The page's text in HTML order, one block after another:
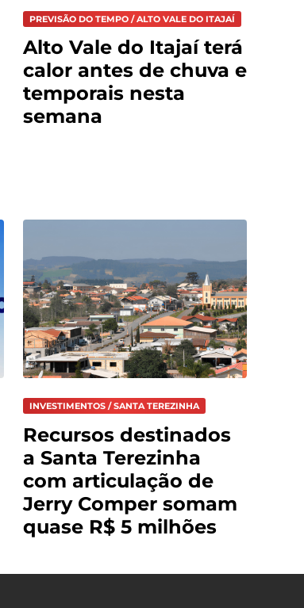
PREVISÃO DO TEMPO / ALTO VALE DO ITAJAÍ
Alto Vale do Itajaí terá
calor antes de chuva e
temporais nesta
semana
INVESTIMENTOS / SANTA TEREZINHA
Recursos destinados
a Santa Terezinha
com articulação de
Jerry Comper somam
quase R$ 5 milhões